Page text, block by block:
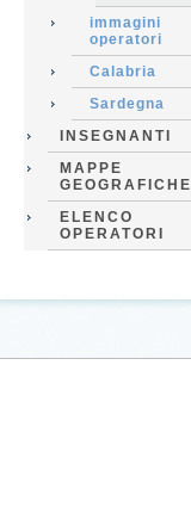
immagini
operatori
Calabria
Sardegna
INSEGNANTI
MAPPE
GEOGRAFICHE
ELENCO
OPERATORI